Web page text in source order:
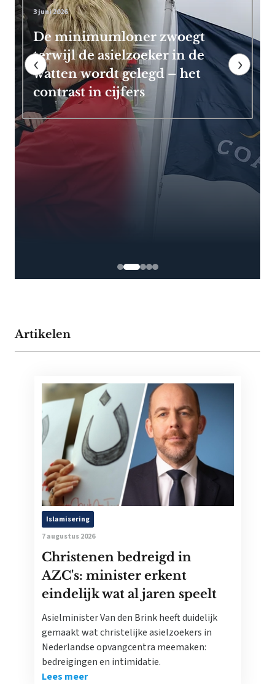
7 mei 2026
Frans Timmermans kan vroeg
met pensioen dankzij royale
EU-uitkering
‹ ›
Artikelen
Islamisering
7 augustus 2026
Christenen bedreigd in
AZC's: minister erkent
eindelijk wat al jaren speelt
Asielminister Van den Brink heeft duidelijk
gemaakt wat christelijke asielzoekers in
Nederlandse opvangcentra meemaken:
bedreigingen en intimidatie.
Lees meer